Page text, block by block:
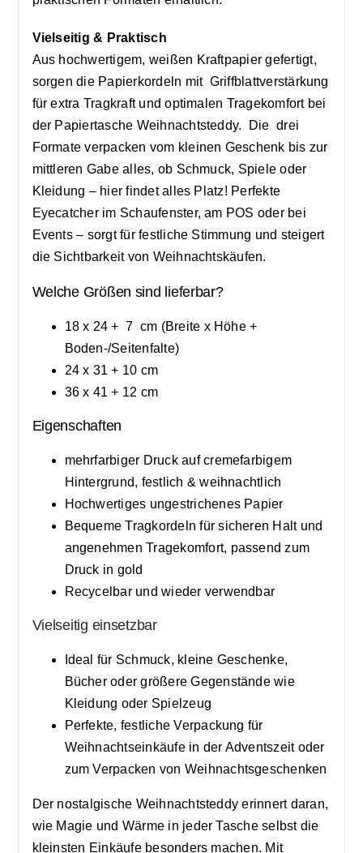
Vielseitig & Praktisch
Aus hochwertigem, weißen Kraftpapier gefertigt,
sorgen die Papierkordeln mit Griffblattverstärkung
für extra Tragkraft und optimalen Tragekomfort bei
der Papiertasche Weihnachtsteddy. Die drei
Formate verpacken vom kleinen Geschenk bis zur
mittleren Gabe alles, ob Schmuck, Spiele oder
Kleidung – hier findet alles Platz! Perfekte
Eyecatcher im Schaufenster, am POS oder bei
Events – sorgt für festliche Stimmung und steigert
die Sichtbarkeit von Weihnachtskäufen.
Welche Größen sind lieferbar?
18 x 24 + 7 cm (Breite x Höhe +
Boden-/Seitenfalte)
24 x 31 + 10 cm
36 x 41 + 12 cm
Eigenschaften
mehrfarbiger Druck auf cremefarbigem
Hintergrund, festlich & weihnachtlich
Hochwertiges ungestrichenes Papier
Bequeme Tragkordeln für sicheren Halt und
angenehmen Tragekomfort, passend zum
Druck in gold
Recycelbar und wieder verwendbar
Vielseitig einsetzbar
Ideal für Schmuck, kleine Geschenke,
Bücher oder größere Gegenstände wie
Kleidung oder Spielzeug
Perfekte, festliche Verpackung für
Weihnachtseinkäufe in der Adventszeit oder
zum Verpacken von Weihnachtsgeschenken
Der nostalgische Weihnachtsteddy erinnert daran,
wie Magie und Wärme in jeder Tasche selbst die
kleinsten Einkäufe besonders machen. Mit